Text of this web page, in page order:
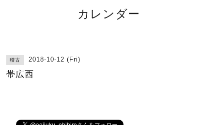
カレンダー
稽古 2018-10-12 (Fri)
帯広西